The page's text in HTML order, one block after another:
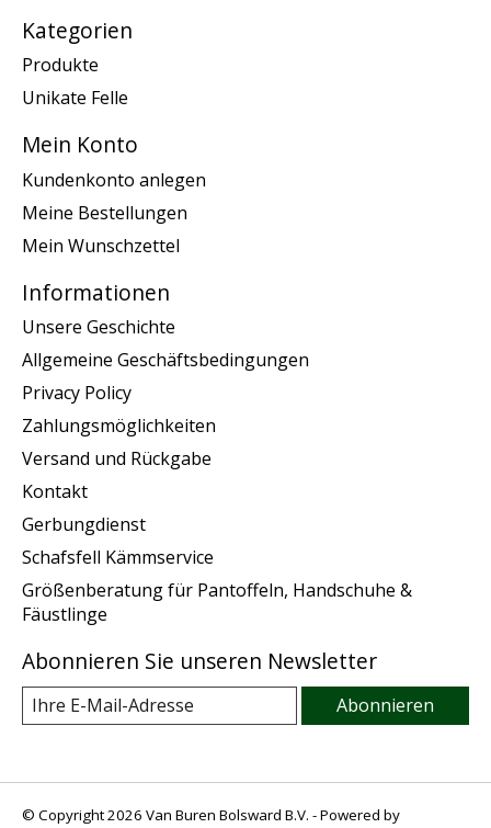
Kategorien
Produkte
Unikate Felle
Mein Konto
Kundenkonto anlegen
Meine Bestellungen
Mein Wunschzettel
Informationen
Unsere Geschichte
Allgemeine Geschäftsbedingungen
Privacy Policy
Zahlungsmöglichkeiten
Versand und Rückgabe
Kontakt
Gerbungdienst
Schafsfell Kämmservice
Größenberatung für Pantoffeln, Handschuhe &
Fäustlinge
Abonnieren Sie unseren Newsletter
Abonnieren
© Copyright 2026 Van Buren Bolsward B.V. - Powered by